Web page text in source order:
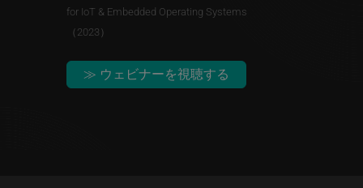
for IoT & Embedded Operating Systems
（2023）
≫ ウェビナーを視聴する